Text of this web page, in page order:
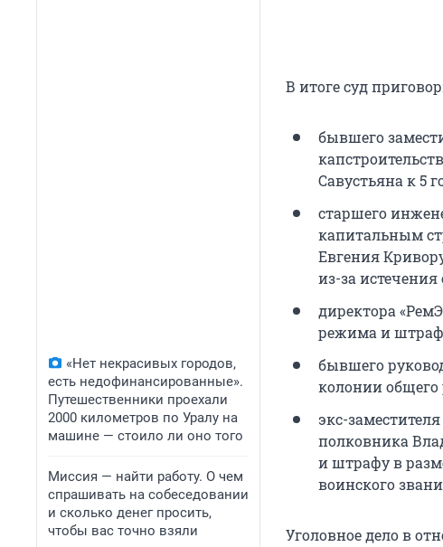
«Нет некрасивых городов,
есть недофинансированные».
Путешественники проехали
2000 километров по Уралу на
машине — стоило ли оно того
Миссия — найти работу. О чем
спрашивать на собеседовании
и сколько денег просить,
чтобы вас точно взяли
В итоге суд
бывшего
Савустьяна к 5
старшего
капитальным
Евгения
из-за
директора
режима и
бывшего
колонии
экс-
полковника
и штрафу в
воинского
Уголовное дело в